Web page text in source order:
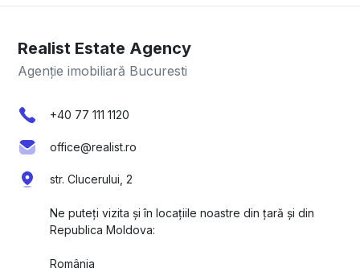
Realist Estate Agency
Agenție imobiliară Bucuresti
+40 77 111 1120
office@realist.ro
str. Clucerului, 2
Ne puteți vizita și în locațiile noastre din țară și din
Republica Moldova:
România